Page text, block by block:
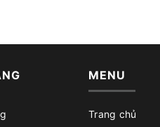
MENU
Trang chủ